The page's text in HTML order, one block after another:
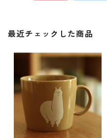
最近チェックした商品